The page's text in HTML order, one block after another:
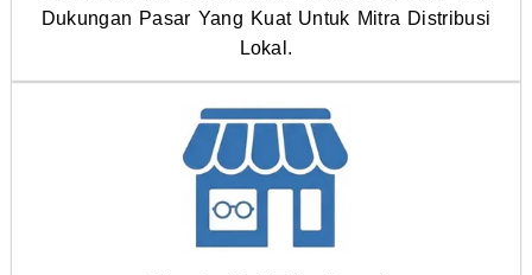
Dukungan Pasar Yang Kuat Untuk Mitra Distribusi
Lokal.